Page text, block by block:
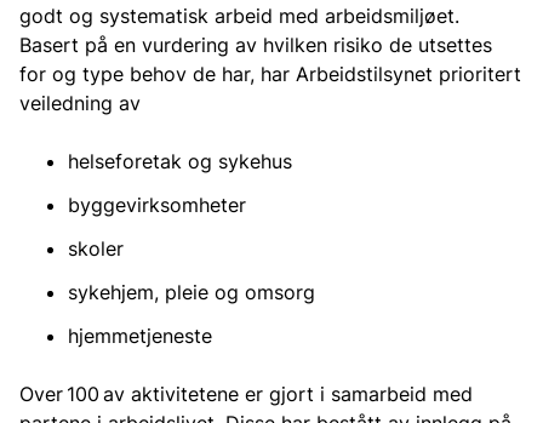
godt og systematisk arbeid med arbeidsmiljøet.
Basert på en vurdering av hvilken risiko de utsettes
for og type behov de har, har Arbeidstilsynet prioritert
veiledning av
helseforetak og sykehus
byggevirksomheter
skoler
sykehjem, pleie og omsorg
hjemmetjeneste
Over 100 av aktivitetene er gjort i samarbeid med